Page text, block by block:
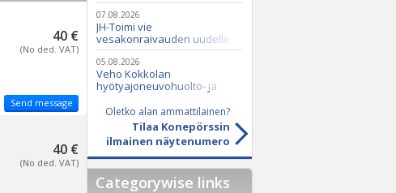
40 €
(No ded. VAT)
Send message
40 €
(No ded. VAT)
07.08.2026
JH-Toimi vie
vesakonraivauden uudelle
tasolle Casen ja Seppi-
murskaimen avulla
05.08.2026
Veho Kokkolan
hyötyajoneuvohuolto- ja
Oy:lle lokakuussa
Oletko alan ammattilainen?
Tilaa Konepörssin
ilmainen näytenumero
Categorywise links